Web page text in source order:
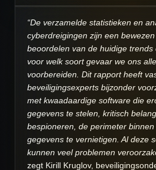
“De verzamelde statistieken en
cyberdreigingen zijn een
beoordelen van de huidige trends
voor welk soort gevaar we ons
voorbereiden. Dit rapport heeft
beveiligingsexperts bijzonder
met kwaadaardige software die
gegevens te stelen, kritisch
bespioneren, de perimeter
gegevens te vernietigen. Al deze
kunnen veel problemen
zegt Kirill Kruglov,